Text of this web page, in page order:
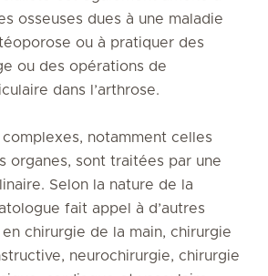
osseuses dues à une maladie
ou à pratiquer des
ou des opérations de
dans l’arthrose.
notamment celles
organes, sont traitées par une
Selon la nature de la
fait appel à d’autres
chirurgie de la main, chirurgie
neurochirurgie, chirurgie